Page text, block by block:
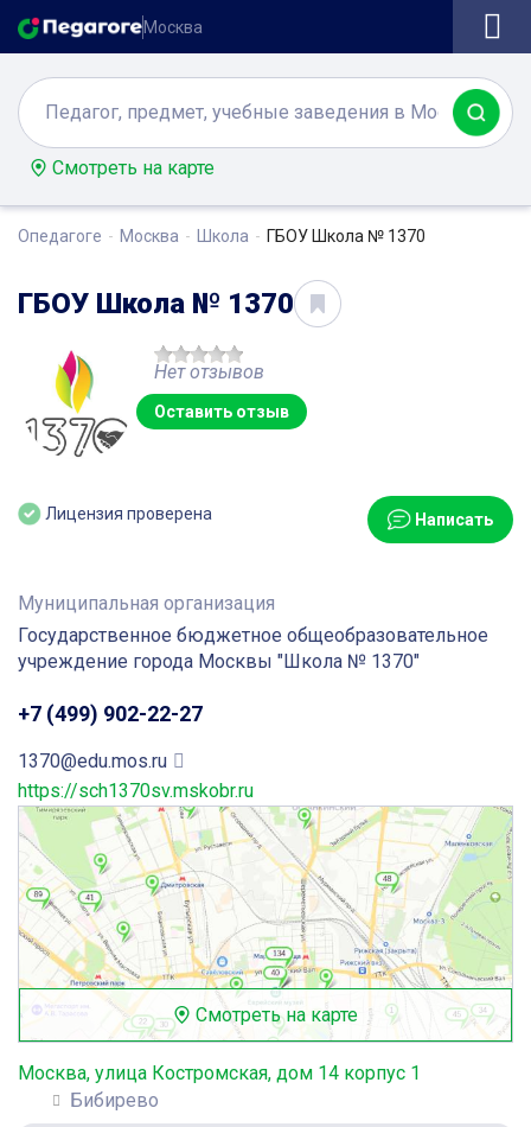
Москва
Смотреть на карте
Опедагоге Москва Школа ГБОУ Школа № 1370
ГБОУ Школа № 1370
Нет отзывов
Оставить отзыв
Лицензия проверена Написать
Муниципальная организация
Государственное бюджетное общеобразовательное
учреждение города Москвы "Школа № 1370"
+7 (499) 902-22-27
1370@edu.mos.ru
https://sch1370sv.mskobr.ru
Смотреть на карте
Москва, улица Костромская, дом 14 корпус 1
Бибирево